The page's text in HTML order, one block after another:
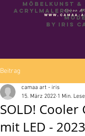
Camaa Art
www.camaa-
Möbelkunst &
Acrylmalerei -
by Iris
Beitrag
SOLD! Cooler
mit LED -
camaa art - iris
15. März 2022 1 Min.